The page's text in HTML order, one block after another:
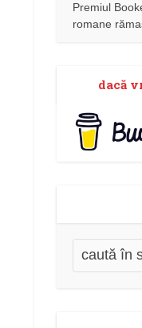
Premiul
romane
dacă